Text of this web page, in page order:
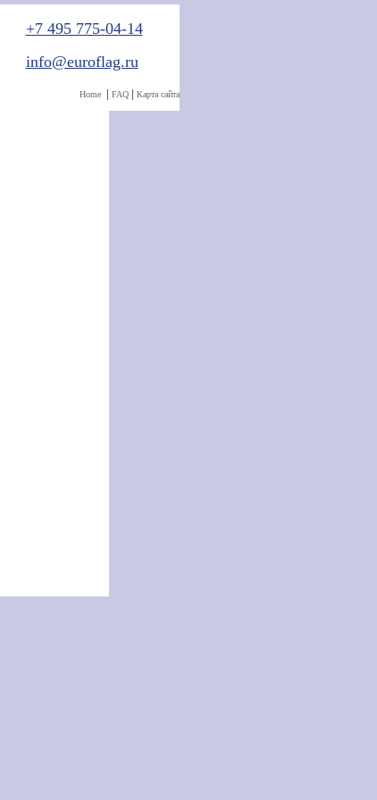
+7 495 775-04-14
info@euroflag.ru
Home| FAQ| Карта сайта